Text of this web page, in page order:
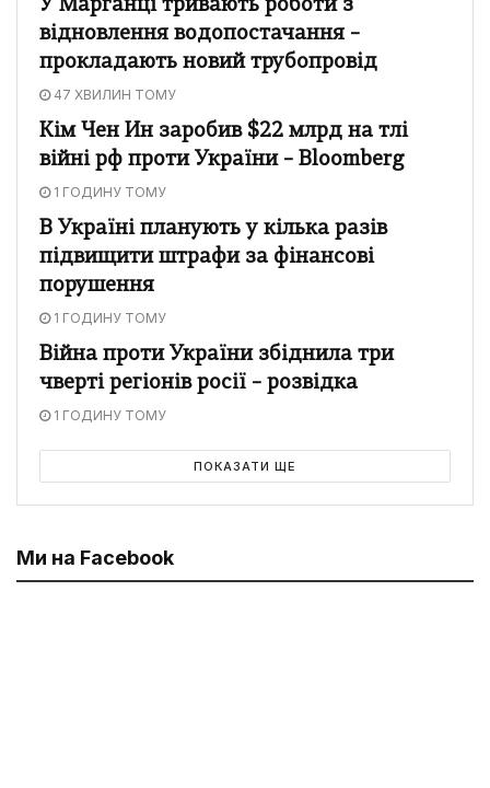
У Марганці тривають роботи з
відновлення водопостачання –
прокладають новий трубопровід
47 ХВИЛИН ТОМУ
Кім Чен Ин заробив $22 млрд на тлі
війні рф проти України – Bloomberg
1 ГОДИНУ ТОМУ
В Україні планують у кілька разів
підвищити штрафи за фінансові
порушення
1 ГОДИНУ ТОМУ
Війна проти України збіднила три
чверті регіонів росії – розвідка
1 ГОДИНУ ТОМУ
ПОКАЗАТИ ЩЕ
Ми на Facebook